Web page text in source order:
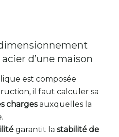
d’une maison
est composée
il faut calculer sa
chargesauxquelles la
garantit la stabilité de